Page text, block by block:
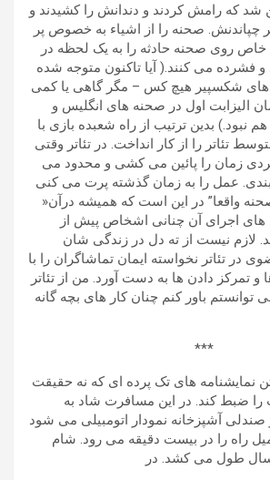
شد که رامش کردند و دندانش را کشیدند و
چپاندنش. صحنه را از اشیاء به خصوص پر
روی صحنه حادثه را به یک لحظه در
فشرده می کنند.( آیا تاکنون متوجه شده
های شکسپیر هیچ کس – مگر گاهی یا کمی
الیزابت اول در صحنه های انگلیس و
نبود.) بدین ترتیب از راه شعبده بازی با
تئاتر را از کار انداخت. در تئاتر وقتی
زمان را پائین می کشی و محدود می
عمل را به زمان گذشته پرت می کنی
واقعا” در این است که همیشه درآن«
های اجرای آن چنانی اشخاص پیش از
لازم نیست از ته دل در زندگی شان
تئاتر نخواسته ایمان تماشاگران را با
تمرکز دادن ها به دست آورد. من از تئاتر
باور کنم چنان کار های بچه گانه
***
نمایشنامه های تک پرده ای که نه حقیقت
را ضبط کند. در این مسافرت شاد به
صندلی آشپزخانه نمودار اتومبیلی می شود
میل راه را در بیست دقیقه می رود. شام
طول می کشد. در